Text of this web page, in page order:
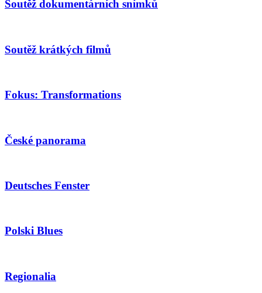
Soutěž dokumentárních snímků
Soutěž krátkých filmů
Fokus: Transformations
České panorama
Deutsches Fenster
Polski Blues
Regionalia